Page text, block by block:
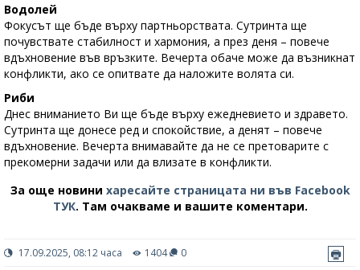
Водолей
Фокусът ще бъде върху партньорствата. Сутринта ще
почувствате стабилност и хармония, а през деня – повече
вдъхновение във връзките. Вечерта обаче може да възникнат
конфликти, ако се опитвате да наложите волята си.
Риби
Днес вниманието Ви ще бъде върху ежедневието и здравето.
Сутринта ще донесе ред и спокойствие, а денят – повече
вдъхновение. Вечерта внимавайте да не се претоварите с
прекомерни задачи или да влизате в конфликти.
За още новини харесайте страницата ни във Facebook
ТУК. Там очакваме и вашите коментари.
17.09.2025, 08:12 часа 1404 0